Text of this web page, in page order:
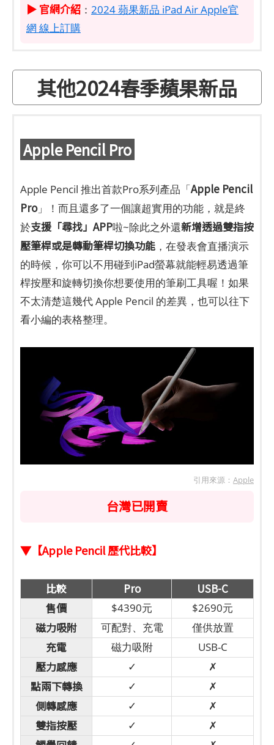
▶ 官網介紹 ： 2024 蘋果新品 iPad Air Apple官
網 線上訂購
其他2024春季蘋果新品
Apple Pencil Pro
Apple Pencil 推出首款Pro系列產品「Apple Pencil
Pro」！而且還多了一個讓超實用的功能，就是終
於支援「尋找」APP啦~除此之外還新增透過雙指按
壓筆桿或是轉動筆桿切換功能 ，在發表會直播演示
的時候，你可以不用碰到iPad螢幕就能輕易透過筆
桿按壓和旋轉切換你想要使用的筆刷工具喔！如果
不太清楚這幾代 Apple Pencil 的差異，也可以往下
看小編的表格整理。
引用來源： Apple
台灣已開賣
▼【Apple Pencil 歷代比較】
比較 Pro
USB-C
售價
$4390元 $2690元
磁力吸附 可配對、充電 僅供放置
充電 磁力吸附 USB-C
壓力感應 ✓ ✗
點兩下轉換 ✓ ✗
側轉感應 ✓ ✗
雙指按壓 ✓ ✗